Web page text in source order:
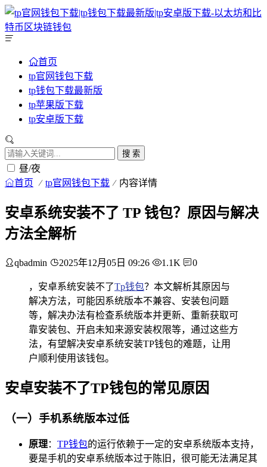
首页
tp官网钱包下载
tp钱包下载最新版
tp苹果版下载
tp安卓版下载
搜 索
昼/夜
首页 tp官网钱包下载 内容详情
安卓系统安装不了 TP 钱包？原因与解决
方法全解析
qbadmin 2025年12月05日 09:26 1.1K 0
，安卓系统安装不了Tp钱包？本文解析其原因与
解决方法，可能因系统版本不兼容、安装包问题
等，解决办法有检查系统版本并更新、重新获取可
靠安装包、开启未知来源安装权限等，通过这些方
法，有望解决安卓系统安装TP钱包的难题，让用
户顺利使用该钱包。
安卓安装不了TP钱包的常见原因
（一）手机系统版本过低
原理： TP钱包的运行依赖于一定的安卓系统版本支持，
要是手机的安卓系统版本过于陈旧，很可能无法满足其